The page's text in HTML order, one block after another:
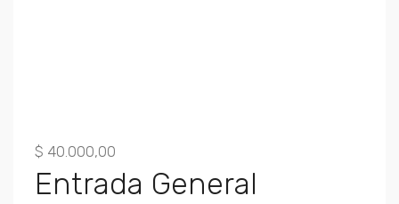
$ 40.000,00
Entrada General